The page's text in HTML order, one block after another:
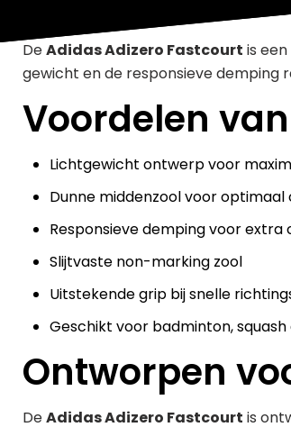
DeAdidas Adizero Fastcourt is
gewicht en de responsieve demping
Voordelen
Lichtgewicht ontwerp voor
Dunne middenzool voor
Responsieve demping voor
Slijtvaste non-marking zool
Uitstekende grip bij snelle
Geschikt voor badminton,
Ontworpen
DeAdidas Adizero Fastcourt is